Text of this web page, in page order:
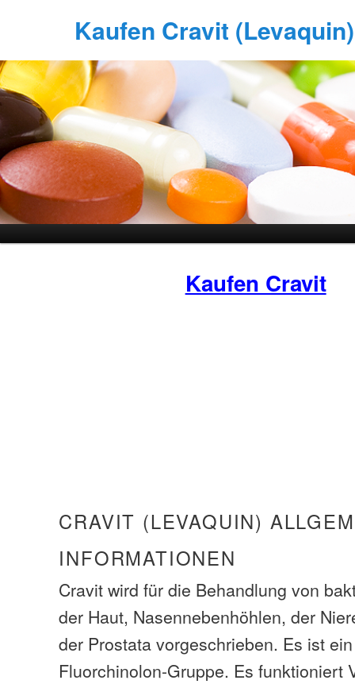
Kaufen Cravit
Kaufen Cravit
CRAVIT (LEVAQUIN)
INFORMATIONEN
Cravit wird für die Behandlung von
der Haut, Nasennebenhöhlen, der
der Prostata vorgeschrieben. Es ist
Fluorchinolon-Gruppe. Es funktioniert